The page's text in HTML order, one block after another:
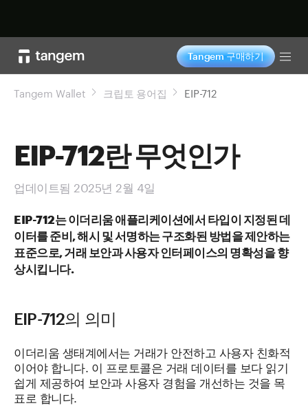
Tangem 구매하기
Tangem Wallet 크립토 용어집 EIP-712
EIP-712란 무엇인가
업데이트됨 2025년 2월 4일
EIP-712는 이더리움 애플리케이션에서 타입이 지정된 데
이터를 준비, 해시 및 서명하는 구조화된 방법을 제안하는
표준으로, 거래 보안과 사용자 인터페이스의 명확성을 향
상시킵니다.
EIP-712의 의미
이더리움 생태계에서는 거래가 안전하고 사용자 친화적
이어야 합니다. 이 프로토콜은 거래 데이터를 보다 읽기
쉽게 제공하여 보안과 사용자 경험을 개선하는 것을 목
표로 합니다.